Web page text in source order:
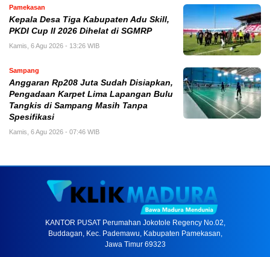
Pamekasan
Kepala Desa Tiga Kabupaten Adu Skill,
PKDI Cup II 2026 Dihelat di SGMRP
Kamis, 6 Agu 2026 - 13:26 WIB
Sampang
Anggaran Rp208 Juta Sudah Disiapkan,
Pengadaan Karpet Lima Lapangan Bulu
Tangkis di Sampang Masih Tanpa
Spesifikasi
Kamis, 6 Agu 2026 - 07:46 WIB
KANTOR PUSAT Perumahan Jokotole Regency No.02,
Buddagan, Kec. Pademawu, Kabupaten Pamekasan,
Jawa Timur 69323